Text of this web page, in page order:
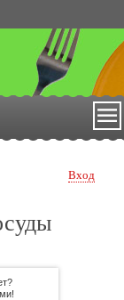
Вход